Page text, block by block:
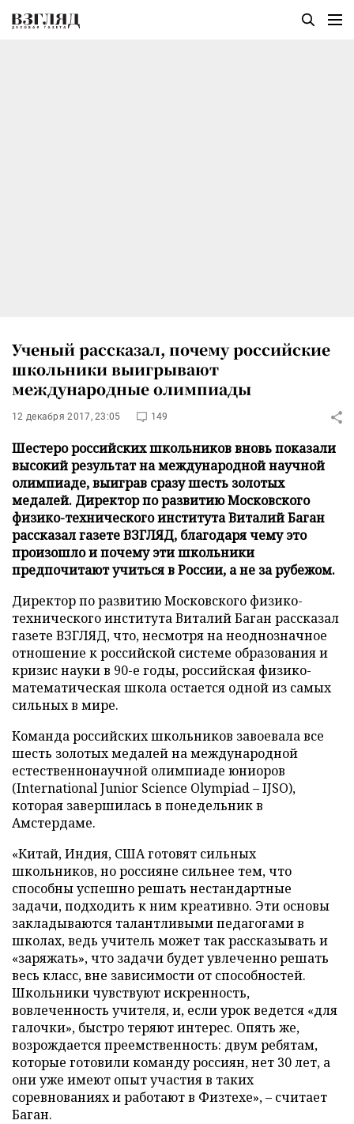
Ученый рассказал, почему российские
школьники выигрывают
международные олимпиады
12 декабря 2017, 23:05 149
Шестеро российских школьников вновь показали
высокий результат на международной научной
олимпиаде, выиграв сразу шесть золотых
медалей. Директор по развитию Московского
физико-технического института Виталий Баган
рассказал газете ВЗГЛЯД, благодаря чему это
произошло и почему эти школьники
предпочитают учиться в России, а не за рубежом.
Директор по развитию Московского физико-
технического института Виталий Баган рассказал
газете ВЗГЛЯД, что, несмотря на неоднозначное
отношение к российской системе образования и
кризис науки в 90-е годы, российская физико-
математическая школа остается одной из самых
сильных в мире.
Команда российских школьников завоевала все
шесть золотых медалей на международной
естественнонаучной олимпиаде юниоров
(International Junior Science Olympiad – IJSO),
которая завершилась в понедельник в
Амстердаме.
«Китай, Индия, США готовят сильных
школьников, но россияне сильнее тем, что
способны успешно решать нестандартные
задачи, подходить к ним креативно. Эти основы
закладываются талантливыми педагогами в
школах, ведь учитель может так рассказывать и
«заряжать», что задачи будет увлеченно решать
весь класс, вне зависимости от способностей.
Школьники чувствуют искренность,
вовлеченность учителя, и, если урок ведется «для
галочки», быстро теряют интерес. Опять же,
возрождается преемственность: двум ребятам,
которые готовили команду россиян, нет 30 лет, а
они уже имеют опыт участия в таких
соревнованиях и работают в Физтехе», – считает
Баган.